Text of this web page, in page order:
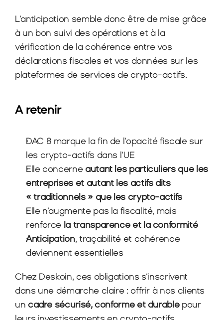
L’anticipation semble donc être de mise grâce
à un bon suivi des opérations et à la
vérification de la cohérence entre vos
déclarations fiscales et vos données sur les
plateformes de services de crypto-actifs.
A retenir
DAC 8 marque la fin de l’opacité fiscale sur
les crypto-actifs dans l’UE
Elle concerne autant les particuliers que les
entreprises et autant les actifs dits
« traditionnels » que les crypto-actifs
Elle n’augmente pas la fiscalité, mais
renforce la transparence et la conformité
Anticipation, traçabilité et cohérence
deviennent essentielles
Chez Deskoin, ces obligations s’inscrivent
dans une démarche claire : offrir à nos clients
un cadre sécurisé, conforme et durable pour